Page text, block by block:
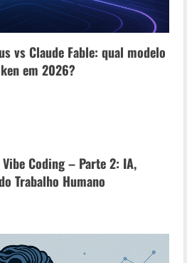
vs Claude Fable: qual modelo
em 2026?
Coding – Parte 2: IA,
Trabalho Humano